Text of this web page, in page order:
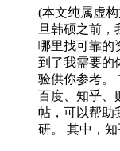
(本文纯属虚
旦韩硕之前，
哪里找可靠的
到了我需要的
验供你参考。
百度、知乎、
帖，可以帮助
研。 其中，